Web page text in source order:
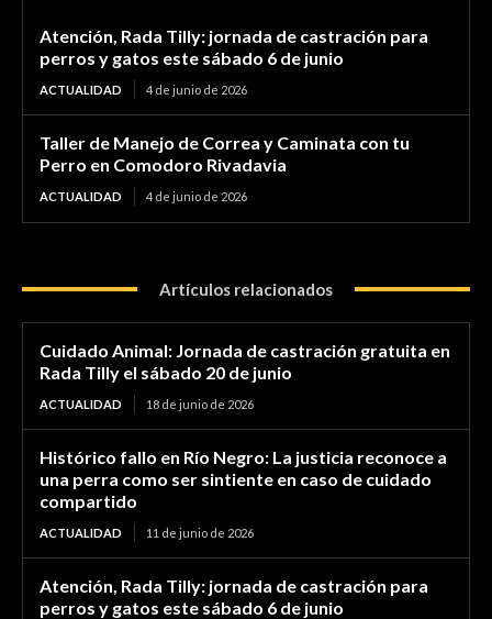
Atención, Rada Tilly: jornada de castración para
perros y gatos este sábado 6 de junio
ACTUALIDAD 4 de junio de 2026
Taller de Manejo de Correa y Caminata con tu
Perro en Comodoro Rivadavia
ACTUALIDAD 4 de junio de 2026
Artículos relacionados
Cuidado Animal: Jornada de castración gratuita en
Rada Tilly el sábado 20 de junio
ACTUALIDAD 18 de junio de 2026
Histórico fallo en Río Negro: La justicia reconoce a
una perra como ser sintiente en caso de cuidado
compartido
ACTUALIDAD 11 de junio de 2026
Atención, Rada Tilly: jornada de castración para
perros y gatos este sábado 6 de junio